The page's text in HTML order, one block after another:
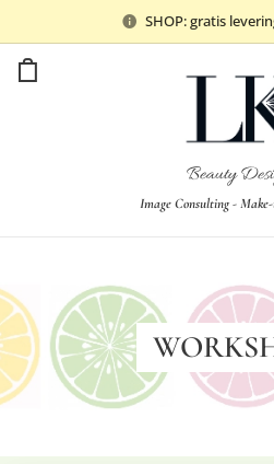
SHOP: gratis
Beauty
Image Consulting -